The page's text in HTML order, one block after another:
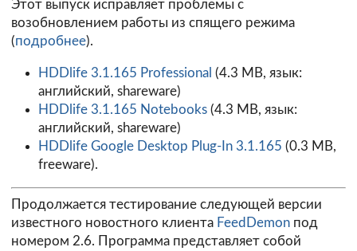
Этот выпуск исправляет проблемы с
возобновлением работы из спящего режима
(подробнее).
HDDlife 3.1.165 Professional (4.3 MB, язык:
английский, shareware)
HDDlife 3.1.165 Notebooks(4.3 MB, язык:
английский, shareware)
HDDlife Google Desktop Plug-In 3.1.165 (0.3 MB,
freeware).
Продолжается тестирование следующей версии
известного новостного клиента FeedDemon под
номером 2.6. Программа представляет собой